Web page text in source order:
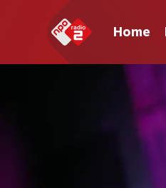
Home